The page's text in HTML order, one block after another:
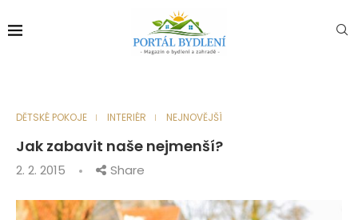
DĚTSKÉ POKOJE INTERIÉR NEJNOVĚJŠÍ
Jak zabavit naše nejmenší?
2. 2. 2015 Share